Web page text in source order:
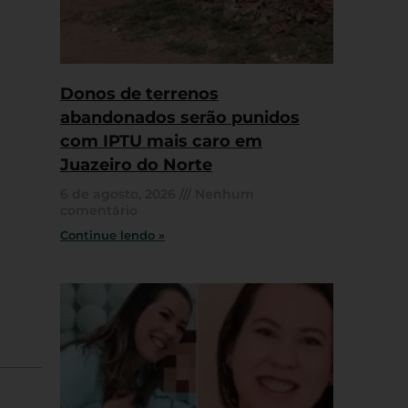
Donos de terrenos
abandonados serão punidos
com IPTU mais caro em
Juazeiro do Norte
Continue lendo »